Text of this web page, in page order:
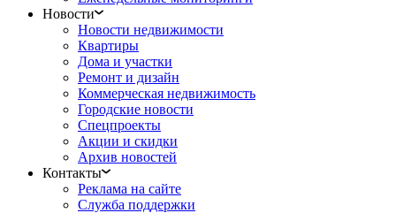
Новости
Новости недвижимости
Квартиры
Дома и участки
Ремонт и дизайн
Коммерческая недвижимость
Городские новости
Спецпроекты
Акции и скидки
Архив новостей
Контакты
Реклама на сайте
Служба поддержки